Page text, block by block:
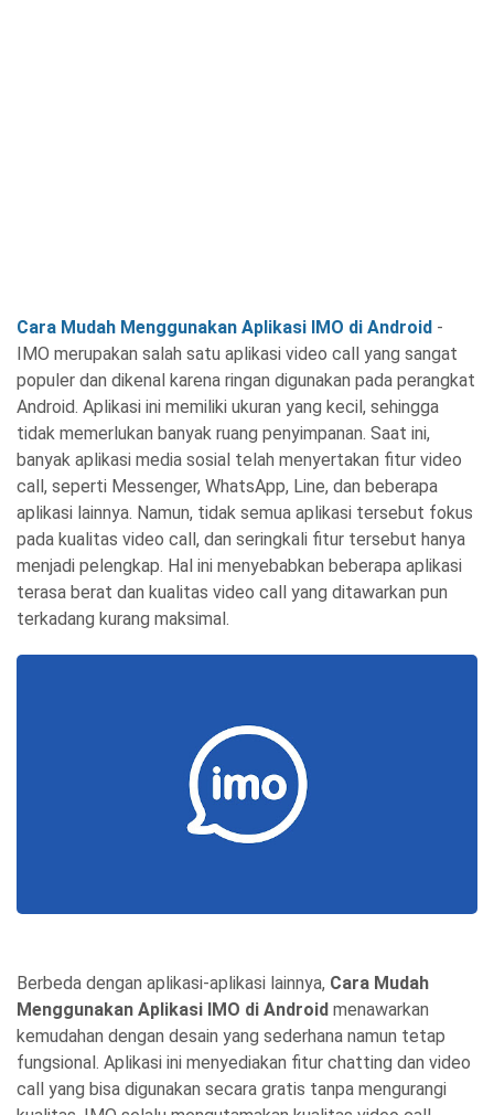
Cara Mudah Menggunakan Aplikasi IMO di Android -
IMO merupakan salah satu aplikasi video call yang sangat
populer dan dikenal karena ringan digunakan pada perangkat
Android. Aplikasi ini memiliki ukuran yang kecil, sehingga
tidak memerlukan banyak ruang penyimpanan. Saat ini,
banyak aplikasi media sosial telah menyertakan fitur video
call, seperti Messenger, WhatsApp, Line, dan beberapa
aplikasi lainnya. Namun, tidak semua aplikasi tersebut fokus
pada kualitas video call, dan seringkali fitur tersebut hanya
menjadi pelengkap. Hal ini menyebabkan beberapa aplikasi
terasa berat dan kualitas video call yang ditawarkan pun
terkadang kurang maksimal.
Berbeda dengan aplikasi-aplikasi lainnya, Cara Mudah
Menggunakan Aplikasi IMO di Android menawarkan
kemudahan dengan desain yang sederhana namun tetap
fungsional. Aplikasi ini menyediakan fitur chatting dan video
call yang bisa digunakan secara gratis tanpa mengurangi